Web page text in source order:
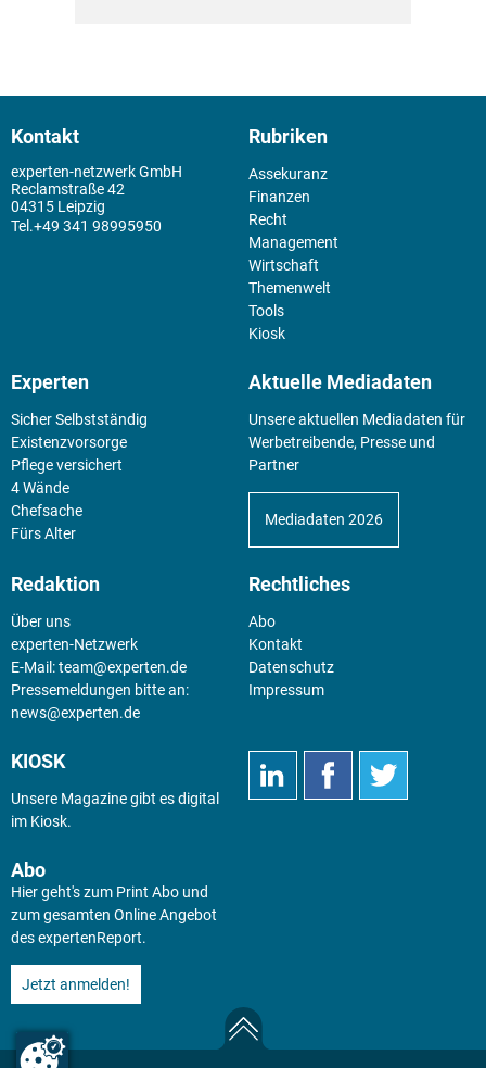
Kontakt
experten-netzwerk GmbH
Reclamstraße 42
04315 Leipzig
+49 341 98995950
Rubriken
Assekuranz
Finanzen
Recht
Management
Wirtschaft
Themenwelt
Tools
Kiosk
Experten
Sicher Selbstständig
Existenz­vorsorge
Pflege versichert
4 Wände
Chefsache
Fürs Alter
Aktuelle Mediadaten
Unsere aktuellen Mediadaten für
Werbetreibende, Presse und
Partner
Mediadaten 2026
Redaktion
Über uns
experten-Netzwerk
E-Mail:team@experten.de
Pressemeldungen bitte an:
news@experten.de
Rechtliches
Abo
Kontakt
Datenschutz
Impressum
KIOSK
Unsere Magazine gibt es digital
im Kiosk.
Abo
Hier geht's zum Print Abo und
zum gesamten Online Angebot
des expertenReport.
Jetzt anmelden!